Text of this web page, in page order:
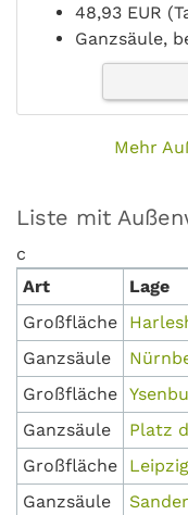
48,93 EUR
Ganzsäule,
Mehr
Liste mit
c
Art
Lage
Großfläche
Ganzsäule
Großfläche
Ganzsäule
Platz
Großfläche
Ganzsäule